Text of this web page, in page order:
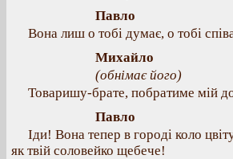
Павло
Вона лиш о тобі думає, о тобі
Михайло
(обнімає його)
Товаришу-брате, побратиме мій
Павло
Іди! Вона тепер в городі коло
як твій соловейко щебече!